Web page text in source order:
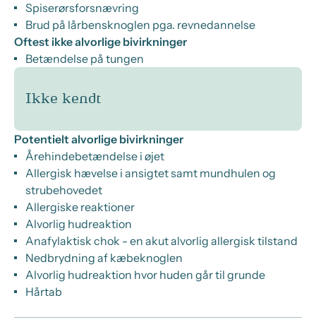
Spiserørsforsnævring
Brud på lårbensknoglen pga. revnedannelse
Oftest ikke alvorlige bivirkninger
Betændelse på tungen
Ikke kendt
Potentielt alvorlige bivirkninger
Årehindebetændelse i øjet
Allergisk hævelse i ansigtet samt mundhulen og
strubehovedet
Allergiske reaktioner
Alvorlig hudreaktion
Anafylaktisk chok - en akut alvorlig allergisk tilstand
Nedbrydning af kæbeknoglen
Alvorlig hudreaktion hvor huden går til grunde
Hårtab